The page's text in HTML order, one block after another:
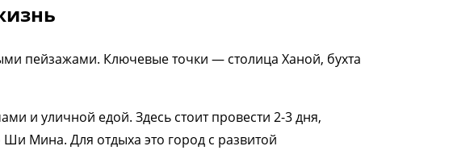
пейзажами. Ключевые точки — столица Ханой, бухта
и уличной едой. Здесь стоит провести 2-3 дня,
Мина. Для отдыха это город с развитой